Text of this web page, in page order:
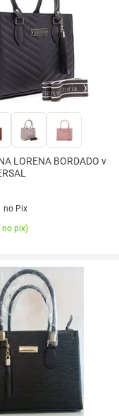
LORENA BORDADO v
no Pix
no pix)